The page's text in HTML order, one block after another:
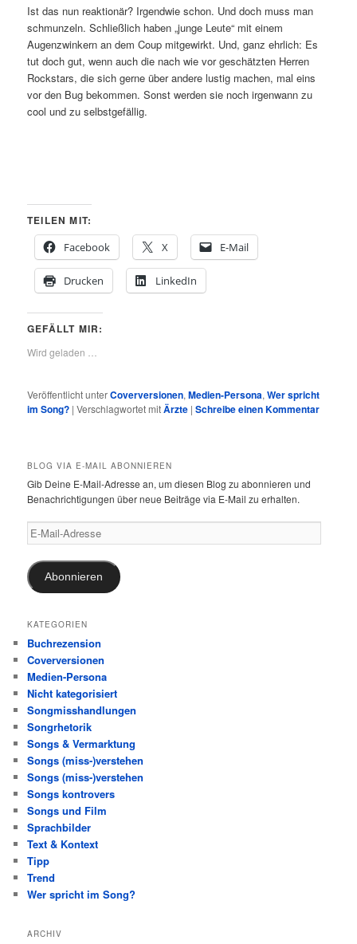
Ist das nun reaktionär? Irgendwie schon. Und doch muss man
schmunzeln. Schließlich haben „junge Leute“ mit einem
Augenzwinkern an dem Coup mitgewirkt. Und, ganz ehrlich: Es
tut doch gut, wenn auch die nach wie vor geschätzten Herren
Rockstars, die sich gerne über andere lustig machen, mal eins
vor den Bug bekommen. Sonst werden sie noch irgenwann zu
cool und zu selbstgefällig.
TEILEN MIT:
Facebook
X E-Mail
Drucken LinkedIn
GEFÄLLT MIR:
Wird geladen …
Veröffentlicht unterCoverversionen,Medien-Persona,Wer spricht
im Song? |Verschlagwortet mitÄrzte |Schreibe einen Kommentar
BLOG VIA E-MAIL ABONNIEREN
Gib Deine E-Mail-Adresse an, um diesen Blog zu abonnieren und
Benachrichtigungen über neue Beiträge via E-Mail zu erhalten.
E-
Mail-
Adresse
Abonnieren
KATEGORIEN
Buchrezension
Coverversionen
Medien-Persona
Nicht kategorisiert
Songmisshandlungen
Songrhetorik
Songs & Vermarktung
Songs (miss-)verstehen
Songs (miss-)verstehen
Songs kontrovers
Songs und Film
Sprachbilder
Text & Kontext
Tipp
Trend
Wer spricht im Song?
ARCHIV